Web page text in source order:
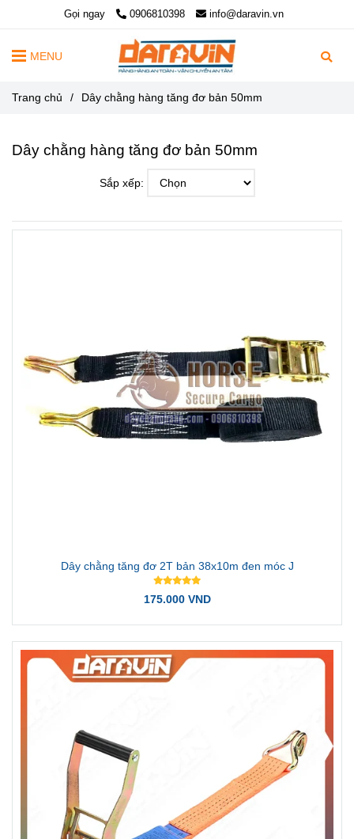
Gọi ngay 0906810398 info@daravin.vn
MENU
Trang chủ / Dây chằng hàng tăng đơ bản 50mm
Dây chằng hàng tăng đơ bản 50mm
Sắp xếp:
Dây chằng tăng đơ 2T bản 38x10m đen móc J
175.000 VND